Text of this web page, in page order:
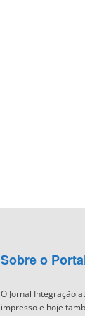
Sobre o
O Jornal Integração
impresso e hoje